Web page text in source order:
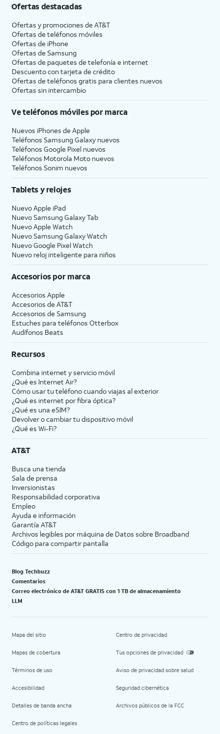
Ofertas destacadas
Ofertas y promociones de AT&T
Ofertas de teléfonos móviles
Ofertas de iPhone
Ofertas de Samsung
Ofertas de paquetes de telefonía e internet
Descuento con tarjeta de crédito
Ofertas de teléfonos gratis para clientes nuevos
Ofertas sin intercambio
Ve teléfonos móviles por marca
Nuevos iPhones de Apple
Teléfonos Samsung Galaxy nuevos
Teléfonos Google Pixel nuevos
Teléfonos Motorola Moto nuevos
Teléfonos Sonim nuevos
Tablets y relojes
Nuevo Apple iPad
Nuevo Samsung Galaxy Tab
Nuevo Apple Watch
Nuevo Samsung Galaxy Watch
Nuevo Google Pixel Watch
Nuevo reloj inteligente para niños
Accesorios por marca
Accesorios Apple
Accesorios de AT&T
Accesorios de Samsung
Estuches para teléfonos Otterbox
Audífonos Beats
Recursos
Combina internet y servicio móvil
¿Qué es Internet Air?
Cómo usar tu teléfono cuando viajas al exterior
¿Qué es internet por fibra óptica?
¿Qué es una eSIM?
Devolver o cambiar tu dispositivo móvil
¿Qué es Wi-Fi?
AT&T
Busca una tienda
Sala de prensa
Inversionistas
Responsabilidad corporativa
Empleo
Ayuda e información
Garantía AT&T
Archivos legibles por máquina de Datos sobre Broadband
Código para compartir pantalla
Blog Techbuzz
Comentarios
Correo electrónico de AT&T GRATIS con 1 TB de almacenamiento
LLM
Mapa del sitio
Mapas de cobertura
Términos de uso
Accesibilidad
Detalles de banda ancha
Centro de políticas legales
Centro de privacidad
Tus opciones de privacidad
Aviso de privacidad sobre salud
Seguridad cibernética
Archivos públicos de la FCC